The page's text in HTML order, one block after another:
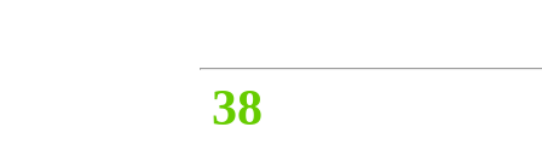
38